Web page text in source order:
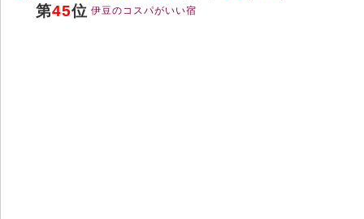
第45位 伊豆のコスパがいい宿